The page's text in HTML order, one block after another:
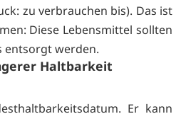
zu verbrauchen bis). Das ist
Diese Lebensmittel sollten
entsorgt werden.
Haltbarkeit
Er kann